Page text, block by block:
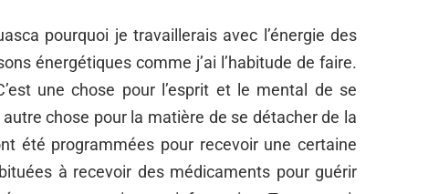
pourquoi je travaillerais avec l’énergie des
énergétiques comme j’ai l’habitude de faire.
une chose pour l’esprit et le mental de se
chose pour la matière de se détacher de la
été programmées pour recevoir une certaine
à recevoir des médicaments pour guérir